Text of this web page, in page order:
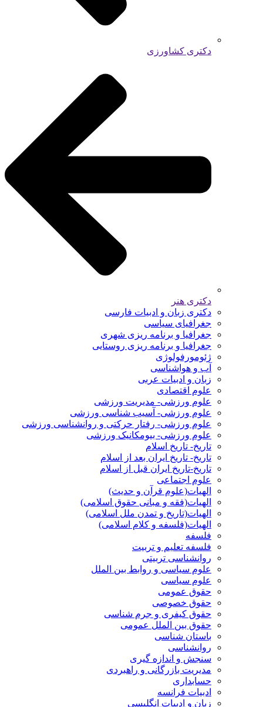
دکتری کشاورزی
دکتری هنر
دکتری زبان و ادبیات فارسی
جغرافیای سیاسی
جغرافیا و برنامه ریزی شهری
جغرافیا و برنامه ریزی روستایی
ژئومورفولوژی
آب و هواشناسی
زبان و ادبیات عربی
علوم اقتصادی
علوم ورزشی- مدیریت ورزشی
علوم ورزشی- آسیب شناسی ورزشی
علوم ورزشی- رفتار حرکتی و روانشناسی ورزشی
علوم ورزشی- بیومکانیک ورزشی
تاریخ- تاریخ اسلام
تاریخ- تاریخ ایران بعد از اسلام
تاریخ-تاریخ ایران قبل از اسلام
علوم اجتماعی
الهیات(علوم قرآن و حدیث)
الهیات(فقه و مبانی حقوق اسلامی)
الهیات(تاریخ و تمدن ملل اسلامی)
الهیات(فلسفه و کلام اسلامی)
فلسفه
فلسفه تعلیم و تربیت
روانشناسی تربیتی
علوم سیاسی و روابط بین الملل
علوم سیاسی
حقوق عمومی
حقوق خصوصی
حقوق کیفری و جرم شناسی
حقوق بین الملل عمومی
باستان شناسی
روانشناسی
سنجش و اندازه گیری
مدیریت بازرگانی و راهبردی
حسابداری
ادبیات فرانسه
زبان و ادبیات انگلیسی